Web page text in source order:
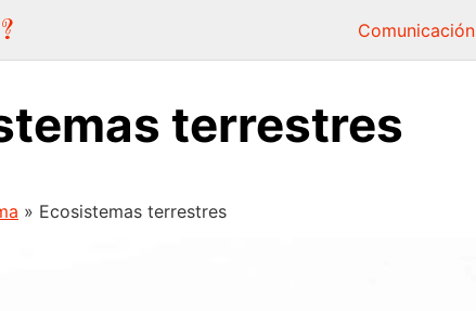
Comunicación
terrestres
» Ecosistemas terrestres